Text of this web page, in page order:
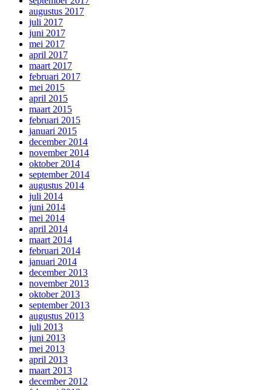
augustus 2017
juli 2017
juni 2017
mei 2017
april 2017
maart 2017
februari 2017
mei 2015
april 2015
maart 2015
februari 2015
januari 2015
december 2014
november 2014
oktober 2014
september 2014
augustus 2014
juli 2014
juni 2014
mei 2014
april 2014
maart 2014
februari 2014
januari 2014
december 2013
november 2013
oktober 2013
september 2013
augustus 2013
juli 2013
juni 2013
mei 2013
april 2013
maart 2013
december 2012